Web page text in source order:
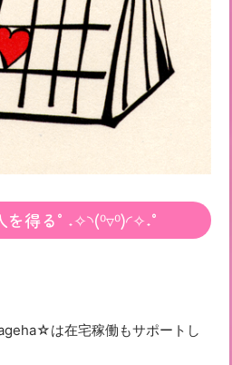
得る°˖✧◝(⁰▿⁰)◜✧˖°
は在宅稼働もサポートし